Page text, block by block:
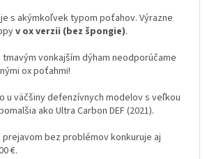
s akýmkoľvek typom poťahov. Výrazne
v ox verzii (bez špongie).
tmavým vonkajším dýham neodporúčame
ox poťahmi!
u väčšiny defenzívnych modelov s veľkou
ako Ultra Carbon DEF (2021).
prejavom bez problémov konkuruje aj
€.